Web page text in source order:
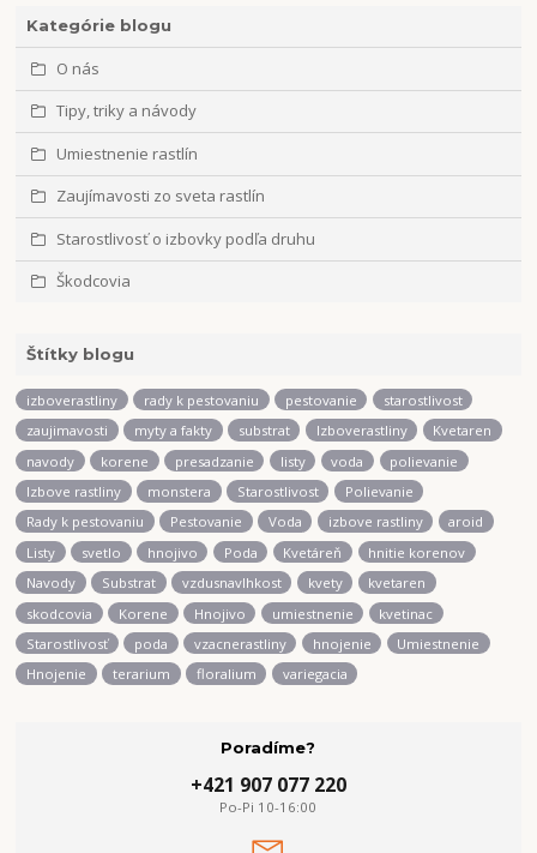
Kategórie blogu
O nás
Tipy, triky a návody
Umiestnenie rastlín
Zaujímavosti zo sveta rastlín
Starostlivosť o izbovky podľa druhu
Škodcovia
Štítky blogu
izboverastliny rady k pestovaniu pestovanie
starostlivost
zaujimavosti
myty a fakty substrat Izboverastliny
Kvetaren
navody
korene presadzanie listy voda
polievanie
Izbove rastliny
monstera Starostlivost
Polievanie
Rady k pestovaniu
Pestovanie Voda izbove rastliny
aroid
Listy
svetlo hnojivo Poda Kvetáreň
hnitie korenov
Navody
Substrat vzdusnavlhkost kvety
kvetaren
skodcovia
Korene Hnojivo umiestnenie
kvetinac
Starostlivosť
poda vzacnerastliny hnojenie
Umiestnenie
Hnojenie
terarium floralium variegacia
Poradíme?
+421 907 077 220
Po-Pi 10-16:00